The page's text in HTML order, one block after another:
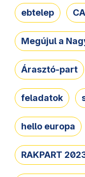
ebtelep
Megújul a
Árasztó-part
feladatok
hello europa
RAKPART